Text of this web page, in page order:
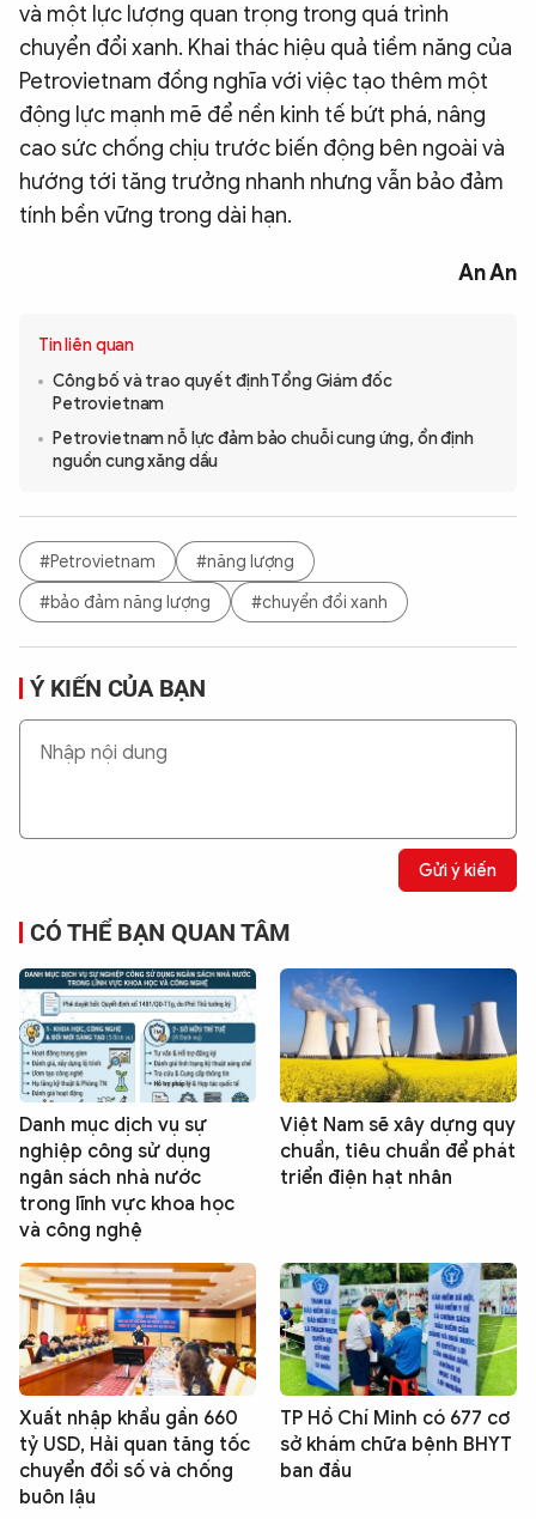
và một lực lượng quan trọng trong quá trình
chuyển đổi xanh. Khai thác hiệu quả tiềm năng của
Petrovietnam đồng nghĩa với việc tạo thêm một
động lực mạnh mẽ để nền kinh tế bứt phá, nâng
cao sức chống chịu trước biến động bên ngoài và
hướng tới tăng trưởng nhanh nhưng vẫn bảo đảm
tính bền vững trong dài hạn.
An An
Tin liên quan
Công bố và trao quyết định Tổng Giám đốc
Petrovietnam
Petrovietnam nỗ lực đảm bảo chuỗi cung ứng, ổn định
nguồn cung xăng dầu
#Petrovietnam
#năng lượng
#bảo đảm năng lượng
#chuyển đổi xanh
Ý KIẾN CỦA BẠN
Gửi ý kiến
CÓ THỂ BẠN QUAN TÂM
Danh mục dịch vụ sự
nghiệp công sử dụng
ngân sách nhà nước
trong lĩnh vực khoa học
và công nghệ
Việt Nam sẽ xây dựng quy
chuẩn, tiêu chuẩn để phát
triển điện hạt nhân
Xuất nhập khẩu gần 660
tỷ USD, Hải quan tăng tốc
chuyển đổi số và chống
buôn lậu
TP Hồ Chí Minh có 677 cơ
sở khám chữa bệnh BHYT
ban đầu